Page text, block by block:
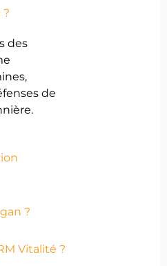
?
des
de
?
Vitalité ?